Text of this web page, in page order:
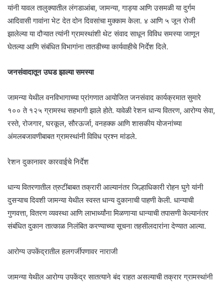
यांनी यावल तालुक्यातील लंगडाआंबा, जामन्या, गाड्या आणि उसमळी या दुर्गम
आदिवासी गावांना भेट देत दोन दिवसांचा मुक्काम केला. ४ आणि ५ जून रोजी
झालेल्या या दौऱ्यात त्यांनी ग्रामस्थांशी थेट संवाद साधून विविध समस्या जाणून
घेतल्या आणि संबंधित विभागांना तातडीच्या कार्यवाहीचे निर्देश दिले.
जनसंवादातून उघड झाल्या समस्या
जामन्या येथील वनविभागाच्या प्रांगणात आयोजित जनसंवाद कार्यक्रमात सुमारे
१०० ते १२५ ग्रामस्थ सहभागी झाले होते. यावेळी रेशन धान्य वितरण, आरोग्य सेवा,
रस्ते, रोजगार, घरकूल, सौरऊर्जा, वनहक्क आणि शासकीय योजनांच्या
अंमलबजावणीबाबत ग्रामस्थांनी विविध प्रश्न मांडले.
रेशन दुकानावर कारवाईचे निर्देश
धान्य वितरणातील त्रुटींबाबत तक्रारी आल्यानंतर जिल्हाधिकारी रोहन घुगे यांनी
दुसऱ्याच दिवशी जामन्या येथील स्वस्त धान्य दुकानाची पाहणी केली. धान्याची
गुणवत्ता, वितरण व्यवस्था आणि लाभार्थ्यांना मिळणाऱ्या धान्याची तपासणी केल्यानंतर
संबंधित दुकान तात्काळ निलंबित करण्याच्या सूचना तहसीलदारांना देण्यात आल्या.
आरोग्य उपकेंद्रातील हलगर्जीपणावर नाराजी
जामन्या येथील आरोग्य उपकेंद्र सातत्याने बंद राहत असल्याची तक्रार ग्रामस्थांनी